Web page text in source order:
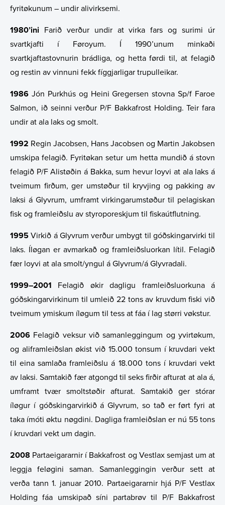
Bakkafrost adressur
Myndasavn
Tíðindi
Varskógvaraskipan
Laksatorgið 2026
fyritøkunum – undir alivirksemi.
1980’ini Farið verður undir at virka fars og surimi úr
svartkjafti í Føroyum. Í 1990’unum minkaði
svartkjaftastovnurin brádliga, og hetta førdi til, at felagið
og restin av vinnuni fekk fíggjarligar trupulleikar.
1986 Jón Purkhús og Heini Gregersen stovna Sp/f Faroe
Salmon, ið seinni verður P/F Bakkafrost Holding. Teir fara
undir at ala laks og smolt.
1992 Regin Jacobsen, Hans Jacobsen og Martin Jakobsen
umskipa felagið. Fyritøkan setur um hetta mundið á stovn
felagið P/F Alistøðin á Bakka, sum hevur loyvi at ala laks á
tveimum firðum, ger umstøður til kryvjing og pakking av
laksi á Glyvrum, umframt virkingarumstøður til pelagiskan
fisk og framleiðslu av styroporeskjum til fiskaútflutning.
1995 Virkið á Glyvrum verður umbygt til góðskingarvirki til
laks. Íløgan er avmarkað og framleiðsluorkan lítil. Felagið
fær loyvi at ala smolt/yngul á Glyvrum/á Glyvradali.
1999–2001 Felagið økir dagligu framleiðsluorkuna á
góðskingarvirkinum til umleið 22 tons av kruvdum fiski við
tveimum ymiskum íløgum til tess at fáa í lag størri vøkstur.
2006 Felagið veksur við samanleggingum og yvirtøkum,
og aliframleiðslan økist við 15.000 tonsum í kruvdari vekt
til eina samlaða framleiðslu á 18.000 tons í kruvdari vekt
av laksi. Samtakið fær atgongd til seks firðir afturat at ala á,
umframt tvær smoltstøðir afturat. Samtakið ger stórar
íløgur í góðskingarvirkið á Glyvrum, so tað er ført fyri at
taka ímóti øktu nøgdini. Dagliga framleiðslan er nú 55 tons
í kruvdari vekt um dagin.
2008 Partaeigararnir í Bakkafrost og Vestlax semjast um at
leggja feløgini saman. Samanleggingin verður sett at
verða tann 1. januar 2010. Partaeigararnir hjá P/F Vestlax
Holding fáa umskipað síni partabrøv til P/F Bakkafrost